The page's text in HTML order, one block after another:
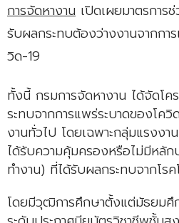
การจัดหางาน เปิดเผยมาตรการ
รับผลกระทบต้องว่างงานจากกา
วิด-19
ทั้งนี้ กรมการจัดหางาน ได้จัดโค
ระทบจากการแพร่ระบาดของโค
งานทั่วไป โดยเฉพาะกลุ่มแรงง
ได้รับความคุ้มครองหรือไม่มีหลัก
ทำงาน) ที่ได้รับผลกระทบจากโร
โดยมีวุฒิการศึกษาตั้งแต่มัธยม